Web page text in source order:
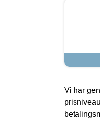
Vi har